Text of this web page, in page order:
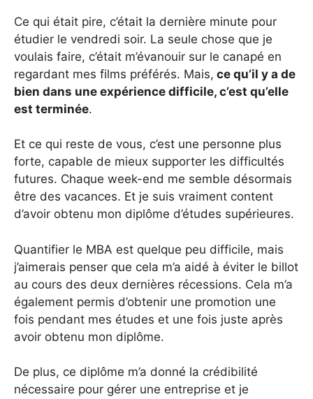
Ce qui était pire, c’était la dernière minute pour
étudier le vendredi soir. La seule chose que je
voulais faire, c’était m’évanouir sur le canapé en
regardant mes films préférés. Mais, ce qu’il y a de
bien dans une expérience difficile, c’est qu’elle
est terminée.
Et ce qui reste de vous, c’est une personne plus
forte, capable de mieux supporter les difficultés
futures. Chaque week-end me semble désormais
être des vacances. Et je suis vraiment content
d’avoir obtenu mon diplôme d’études supérieures.
Quantifier le MBA est quelque peu difficile, mais
j’aimerais penser que cela m’a aidé à éviter le billot
au cours des deux dernières récessions. Cela m’a
également permis d’obtenir une promotion une
fois pendant mes études et une fois juste après
avoir obtenu mon diplôme.
De plus, ce diplôme m’a donné la crédibilité
nécessaire pour gérer une entreprise et je